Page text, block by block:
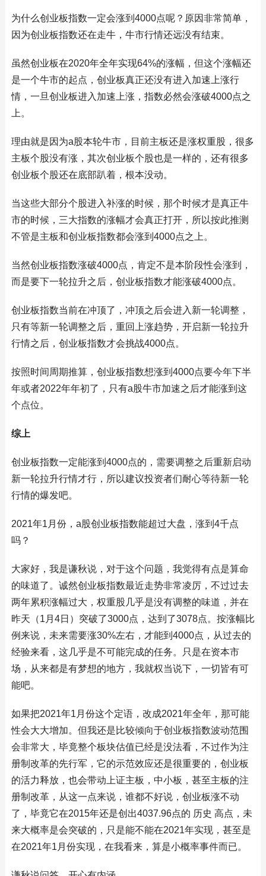
为什么创业板指数一定会涨到4000点呢？原因非常简单，
因为创业板指数还在走牛，牛市行情还远没有结束。
虽然创业板在2020年全年实现64%的涨幅，但这个涨幅还
是一个牛市的起点，创业板真正还没有进入加速上涨行
情，一旦创业板进入加速上涨，指数必然会涨破4000点之
上。
理由就是因为a股本轮牛市，目前主板还是涨权重股，很多
主板个股没有涨，其次创业板个股也是一样的，还有很多
创业板个股还在底部趴着，根本没动。
当这些大部分个股进入补涨的时候，那个时候才是真正牛
市的时候，三大指数的涨幅才会真正打开，所以按此推测
不管是主板和创业板指数都会涨到4000点之上。
当然创业板指数涨破4000点，肯定不是本阶段性会涨到，
而是要下一轮拉升之后，创业板指数才能涨破4000点。
创业板指数当前在冲顶了，冲顶之后会进入新一轮调整，
只有等新一轮调整之后，重回上涨趋势，开启新一轮拉升
行情之后，创业板指数才会挑战4000点。
按照时间周期推算，创业板指数想涨到4000点要今年下半
年或者2022年年初了，只有a股牛市加速之后才能涨到这
个点位。
综上
创业板指数一定能涨到4000点的，需要调整之后重新启动
新一轮拉升行情才行，所以建议投资者们耐心等待新一轮
行情的爆发吧。
2021年1月份，a股创业板指数能超过大盘，涨到4千点
吗？
大家好，我是谦秋说，对于这个问题，我觉得有点是算命
的味道了。诚然创业板指数最近走势非常凌厉，不过过去
两年累积涨幅过大，权重股几乎是没有调整的味道，并在
昨天（1月4日）突破了3000点，达到了3078点。按涨幅比
例来说，未来需要涨30%左右，才能到4000点，从过去的
经验来看，这几乎是不可能完成的任务。只是在资本市
场，从来都是有梦想的地方，我就权当说下，一切皆有可
能吧。
如果把2021年1月份这个定语，改成2021年全年，那可能
性会大大增加。但我还是比较倾向于创业板指数波动范围
会非常大，毕竟整个板块估值已经是没法看，不过作为注
册制改革的先行军，它的示范效应还是很重要的，创业板
的活力释放，也会带动上证主板，中小板，甚至主板的注
册制改革，从这一点来说，谁都不好说，创业板涨不动
了，毕竟它在2015年还是创出4037.96点的 历史 高点，未
来大概率是会突破的，只是能不能在2021年实现，甚至是
在2021年1月份实现，在我看来，算是小概率事件而已。